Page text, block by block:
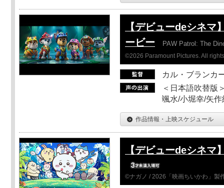
【デビューdeシネマ
ービー
PAW Patrol: The
©2026 Paramount Pictures. All
カル・ブランカ
＜日本語吹替版
颯水/小堀幸/矢作
作品情報・上映スケジュール
【デビューdeシネマ
©ナガノ / 2026「映画ちいかわ」製